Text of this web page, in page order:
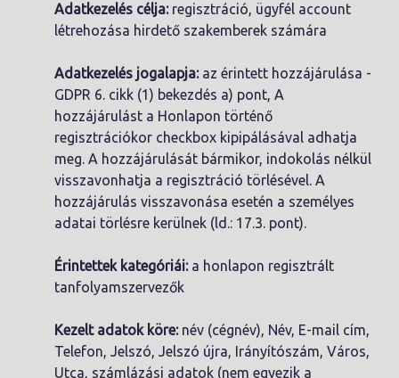
Adatkezelés célja: regisztráció, ügyfél account
létrehozása hirdető szakemberek számára
Adatkezelés jogalapja: az érintett hozzájárulása -
GDPR 6. cikk (1) bekezdés a) pont, A
hozzájárulást a Honlapon történő
regisztrációkor checkbox kipipálásával adhatja
meg. A hozzájárulását bármikor, indokolás nélkül
visszavonhatja a regisztráció törlésével. A
hozzájárulás visszavonása esetén a személyes
adatai törlésre kerülnek (ld.: 17.3. pont).
Érintettek kategóriái: a honlapon regisztrált
tanfolyamszervezők
Kezelt adatok köre: név (cégnév), Név, E-mail cím,
Telefon, Jelszó, Jelszó újra, Irányítószám, Város,
Utca, számlázási adatok (nem egyezik a